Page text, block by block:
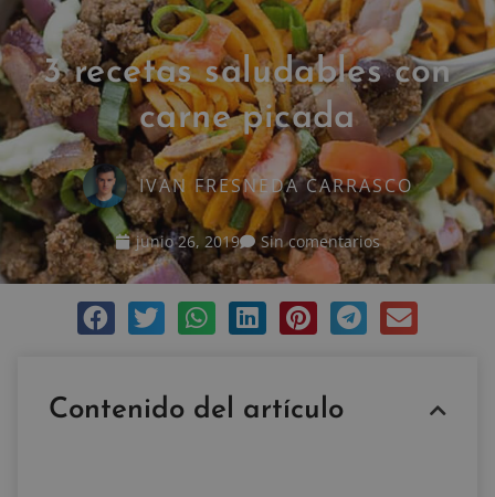
3 recetas saludables con
carne picada
IVAN FRESNEDA CARRASCO
junio 26, 2019 Sin comentarios
Contenido del artículo